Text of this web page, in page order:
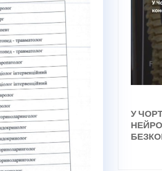
У